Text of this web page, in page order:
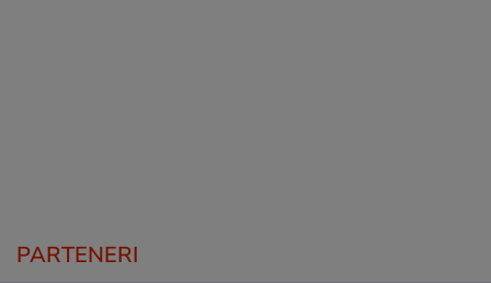
PARTENERI